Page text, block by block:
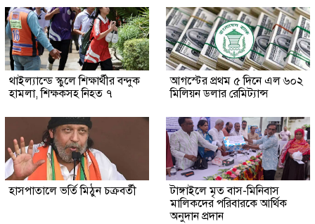
থাইল্যান্ডে স্কুলে শিক্ষার্থীর বন্দুক
হামলা, শিক্ষকসহ নিহত ৭
আগস্টের প্রথম ৫ দিনে এল ৬০২
মিলিয়ন ডলার রেমিট্যান্স
হাসপাতালে ভর্তি মিঠুন চক্রবর্তী
টাঙ্গাইলে মৃত বাস-মিনিবাস
মালিকদের পরিবারকে আর্থিক
অনুদান প্রদান